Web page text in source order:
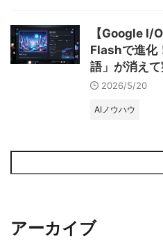
【Google I/
Flashで進化
語」が消え
2026/5/20
AIノウハウ
アーカイブ